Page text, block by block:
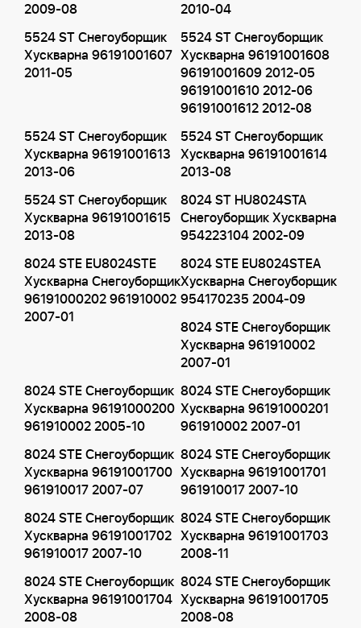
2009-08
2010-04
5524 ST Снегоуборщик
Хускварна 96191001607
2011-05
5524 ST Снегоуборщик
Хускварна 96191001608
96191001609 2012-05
96191001610 2012-06
96191001612 2012-08
5524 ST Снегоуборщик
Хускварна 96191001613
2013-06
5524 ST Снегоуборщик
Хускварна 96191001614
2013-08
5524 ST Снегоуборщик
Хускварна 96191001615
2013-08
8024 ST HU8024STA
Снегоуборщик Хускварна
954223104 2002-09
8024 STE EU8024STE
Хускварна Снегоуборщик
96191000202 961910002
2007-01
8024 STE EU8024STEA
Хускварна Снегоуборщик
954170235 2004-09
8024 STE Снегоуборщик
Хускварна 961910002
2007-01
8024 STE Снегоуборщик
Хускварна 96191000200
961910002 2005-10
8024 STE Снегоуборщик
Хускварна 96191000201
961910002 2007-01
8024 STE Снегоуборщик
Хускварна 96191001700
961910017 2007-07
8024 STE Снегоуборщик
Хускварна 96191001701
961910017 2007-10
8024 STE Снегоуборщик
Хускварна 96191001702
961910017 2007-10
8024 STE Снегоуборщик
Хускварна 96191001703
2008-11
8024 STE Снегоуборщик
Хускварна 96191001704
2008-08
8024 STE Снегоуборщик
Хускварна 96191001705
2008-08